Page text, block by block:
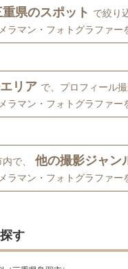
重県のスポット で絞り
ラマン・フォトグラファー
リア で、プロフィール
ラマン・フォトグラファー
で、 他の撮影ジャン
ラマン・フォトグラファー
す